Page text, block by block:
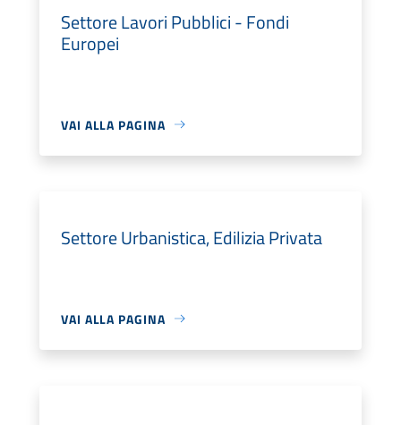
Settore Lavori Pubblici - Fondi
Europei
VAI ALLA PAGINA
Settore Urbanistica, Edilizia Privata
VAI ALLA PAGINA